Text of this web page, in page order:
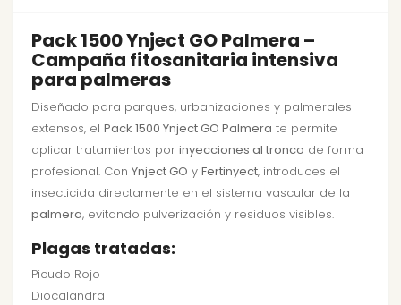
Pack 1500 Ynject GO Palmera –
Campaña fitosanitaria intensiva
para palmeras
Diseñado para parques, urbanizaciones y palmerales
extensos, el Pack 1500 Ynject GO Palmera te permite
aplicar tratamientos por inyecciones al tronco de forma
profesional. Con Ynject GO y Fertinyect, introduces el
insecticida directamente en el sistema vascular de la
palmera, evitando pulverización y residuos visibles.
Plagas tratadas:
Picudo Rojo
Diocalandra